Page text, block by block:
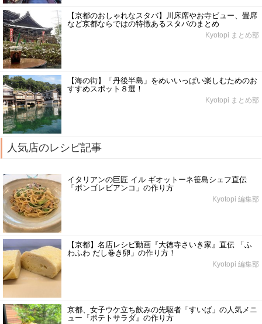
【京都のおしゃれなスタバ】川床席やお寺ビュー、畳席
など京都ならではの特徴あるスタバのまとめ
Kyotopi まとめ部
【海の街】「丹後半島」をめいいっぱい楽しむためのお
すすめスポット８選！
Kyotopi まとめ部
人気店のレシピ記事
イタリアンの巨匠 イル ギオットーネ笹島シェフ直伝
「ボンゴレビアンコ」の作り方
Kyotopi 編集部
【京都】名店レシピ動画『大徳寺さいき家』直伝 「ふ
わふわ だし巻き卵」の作り方！
Kyotopi 編集部
京都、女子ウケ立ち飲みの先駆者「すいば」の人気メニ
ュー『ポテトサラダ』の作り方